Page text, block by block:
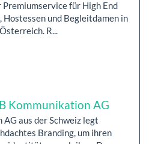
für High End
Hostessen und Begleitdamen in
R...
Kommunikation AG
aus der Schweiz legt
Branding, um ihren